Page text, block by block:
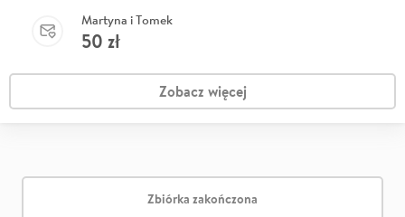
Martyna i Tomek
50 zł
Zobacz więcej
Zbiórka zakończona